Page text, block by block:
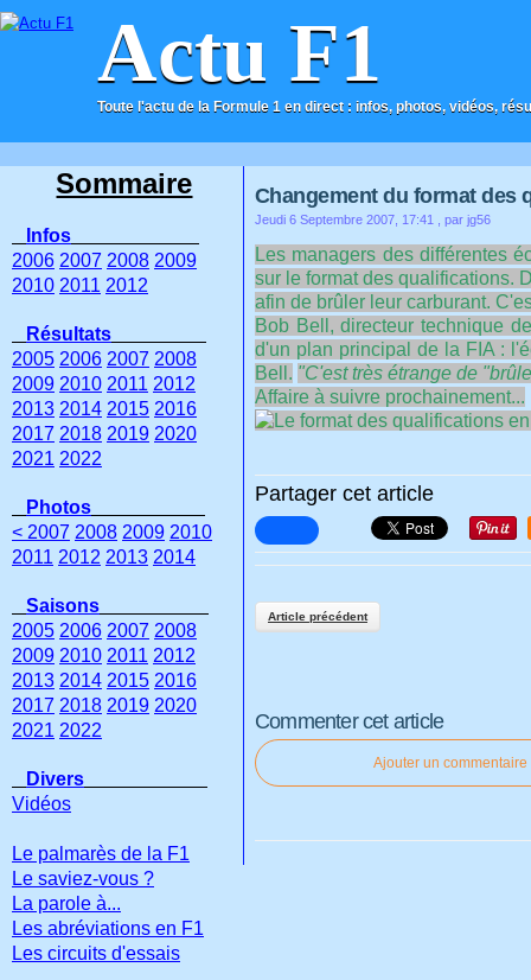
Actu F1
Toute l'actu de la Formule 1 en direct : infos, photos, vidéos,
ACCUEIL CONTACT
Changement du format des
Jeudi 6 Septembre 2007, 17:41 , par jg56
Les managers des différentes
sur le format des qualifications.
afin de brûler leur carburant.
Bob Bell, directeur technique
d'un plan principal de la FIA :
Bell. "C'est très étrange de
Affaire à suivre prochainement...
Partager cet article
Article précédent
Commenter cet article
Ajouter un commentaire
Sommaire
Infos
2006 2007 2008 2009
2010 2011 2012
Résultats
2005 2006 2007 2008
2009 2010 2011 2012
2013 2014 2015 2016
2017 2018 2019 2020
2021 2022
Photos
< 2007 2008 2009 2010
2011 2012 2013 2014
Saisons
2005 2006 2007 2008
2009 2010 2011 2012
2013 2014 2015 2016
2017 2018 2019 2020
2021 2022
Divers
Vidéos
Le palmarès de la F1
Le saviez-vous ?
La parole à...
Les abréviations en F1
Les circuits d'essais